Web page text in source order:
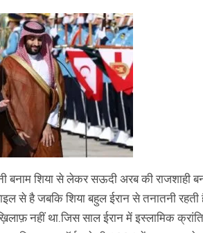
बनाम शिया से लेकर सऊदी अरब की
से है जबकि शिया बहुल ईरान से तनातनी
नहीं था.जिस साल ईरान में इस्लामिक